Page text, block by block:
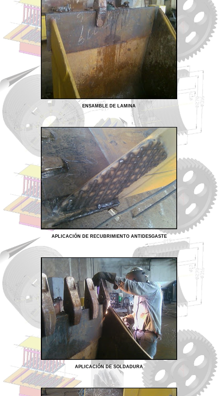
ENSAMBLE DE LAMINA
APLICACIÓN DE RECUBRIMIENTO ANTIDESGASTE
APLICACIÓN DE SOLDADURA